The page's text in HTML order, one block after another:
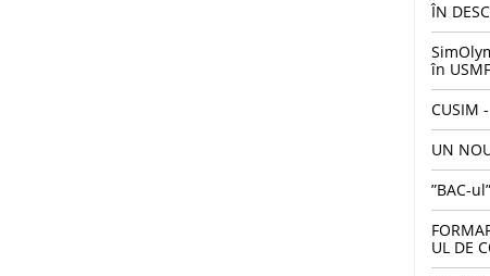
ÎN
în USMF
CUSIM
UN
”BAC-
UL DE